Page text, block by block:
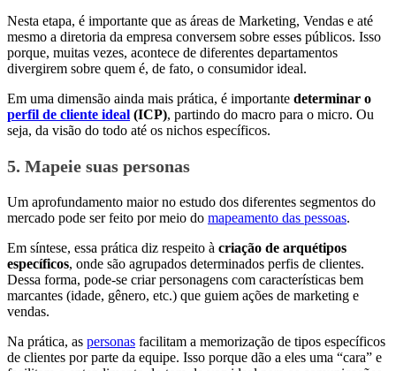
Nesta etapa, é importante que as áreas de Marketing, Vendas e até
mesmo a diretoria da empresa conversem sobre esses públicos. Isso
porque, muitas vezes, acontece de diferentes departamentos
divergirem sobre quem é, de fato, o consumidor ideal.
Em uma dimensão ainda mais prática, é importante determinar o
perfil de cliente ideal (ICP), partindo do macro para o micro. Ou
seja, da visão do todo até os nichos específicos.
5. Mapeie suas personas
Um aprofundamento maior no estudo dos diferentes segmentos do
mercado pode ser feito por meio do mapeamento das pessoas.
Em síntese, essa prática diz respeito à criação de arquétipos
específicos, onde são agrupados determinados perfis de clientes.
Dessa forma, pode-se criar personagens com características bem
marcantes (idade, gênero, etc.) que guiem ações de marketing e
vendas.
Na prática, as personas facilitam a memorização de tipos específicos
de clientes por parte da equipe. Isso porque dão a eles uma “cara” e